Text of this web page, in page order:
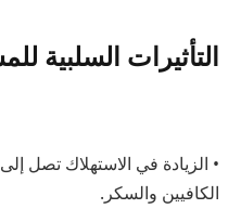
التأثيرات السلبية
• الزيادة في الاستهلاك تصل
الكافيين والسكر.